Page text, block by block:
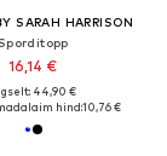
SARAH HARRISON
Sporditopp
16,14 €
44,90 €
hind:10,76 €